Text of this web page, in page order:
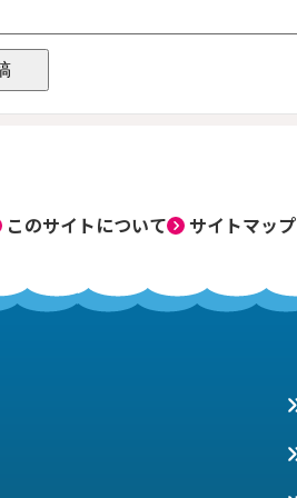
このサイトについて サイトマップ